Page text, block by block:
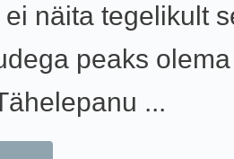
ei näita tegelikult
peaks
...